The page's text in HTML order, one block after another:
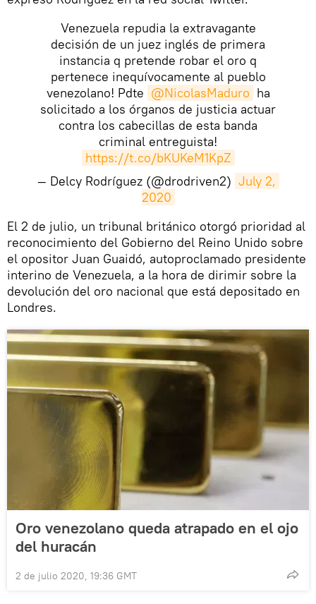
Venezuela repudia la extravagante
decisión de un juez inglés de primera
instancia q pretende robar el oro q
pertenece inequívocamente al pueblo
venezolano! Pdte @NicolasMaduro ha
solicitado a los órganos de justicia actuar
contra los cabecillas de esta banda
criminal entreguista!
https://t.co/bKUKeM1KpZ
— Delcy Rodríguez (@drodriven2) July 2,
2020
​El 2 de julio, un tribunal británico otorgó prioridad al
reconocimiento del Gobierno del Reino Unido sobre
el opositor Juan Guaidó, autoproclamado presidente
interino de Venezuela, a la hora de dirimir sobre la
devolución del oro nacional que está depositado en
Londres.
Oro venezolano queda atrapado en el ojo
del huracán
2 de julio 2020, 19:36 GMT